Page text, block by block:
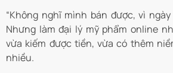
“Không nghĩ mình bán được, vì
Nhưng làm đại lý mỹ phẩm online
vừa kiếm được tiền, vừa có thêm
nhiều.